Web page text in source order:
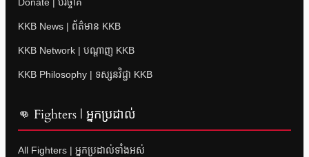
KKB News | ព័ត៌មាន KKB
KKB Network | បណ្តាញ KKB
KKB Philosophy | ទស្សនវិជ្ជា KKB
👊 Fighters | អ្នកប្រដាល់
All Fighters | អ្នកប្រដាល់ទាំងអស់